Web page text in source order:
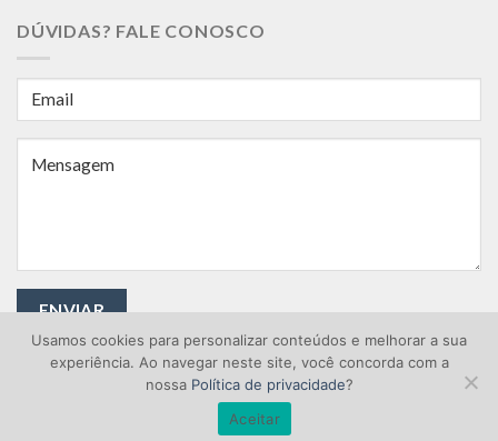
DÚVIDAS? FALE CONOSCO
Copyright © 2026 Área Industrial
Usamos cookies para personalizar conteúdos e melhorar a sua
experiência. Ao navegar neste site, você concorda com a
nossa Política de privacidade?
Aceitar